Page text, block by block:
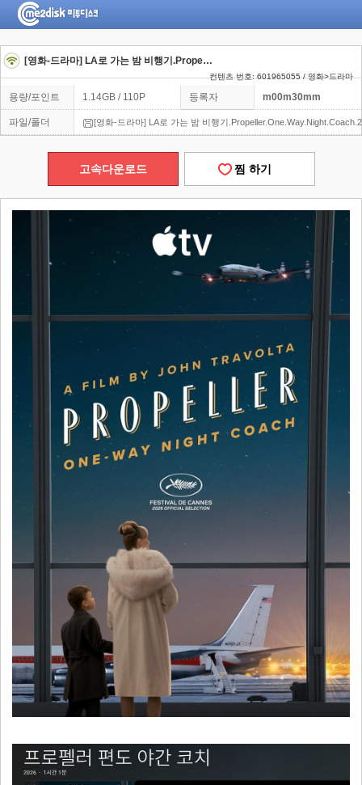
[영화-드라마] LA로 가는 밤 비행기.Propeller.One.Way.Night.Coach.2026.1080p.한글자막
컨텐츠 번호: 601965055 / 영화>드라마
용량/포인트 1.14GB / 110P 등록자 m00m30mm
파일/폴더 [영화-드라마] LA로 가는 밤 비행기
고속다운로드 찜 하기